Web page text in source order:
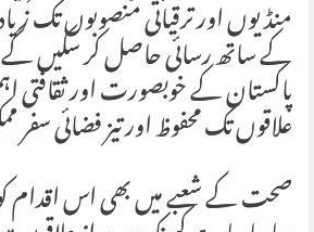
منڈیوں اور ترقیاتی منصوبوں تک
کے ساتھ رسائی حاصل کر سکیں
پاکستان کے خوبصورت اور
علاقوں تک محفوظ اور تیز فضائی سفر
صحت کے شعبے میں بھی اس اقدام کو